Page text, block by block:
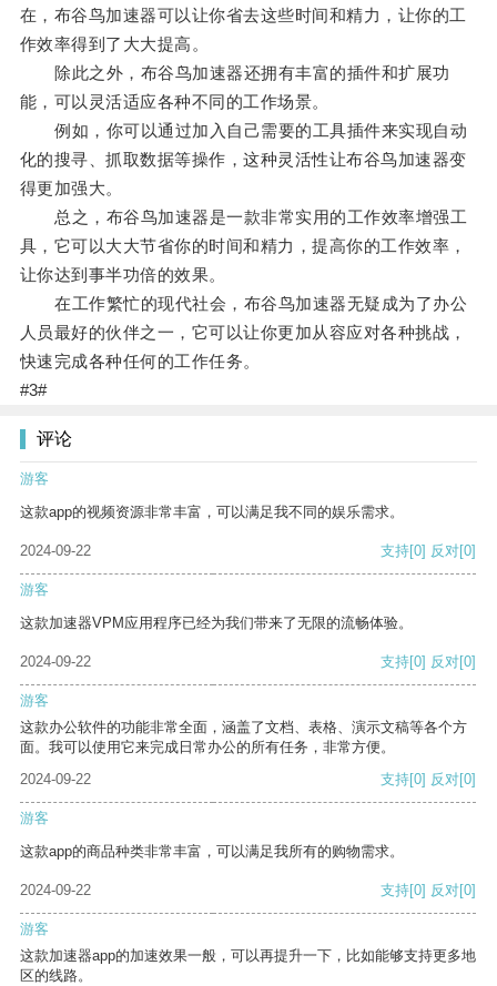
在，布谷鸟加速器可以让你省去这些时间和精力，让你的工
作效率得到了大大提高。
除此之外，布谷鸟加速器还拥有丰富的插件和扩展功
能，可以灵活适应各种不同的工作场景。
例如，你可以通过加入自己需要的工具插件来实现自动
化的搜寻、抓取数据等操作，这种灵活性让布谷鸟加速器变
得更加强大。
总之，布谷鸟加速器是一款非常实用的工作效率增强工
具，它可以大大节省你的时间和精力，提高你的工作效率，
让你达到事半功倍的效果。
在工作繁忙的现代社会，布谷鸟加速器无疑成为了办公
人员最好的伙伴之一，它可以让你更加从容应对各种挑战，
快速完成各种任何的工作任务。
#3#
评论
游客
这款app的视频资源非常丰富，可以满足我不同的娱乐需求。
2024-09-22 支持[0] 反对[0]
游客
这款加速器VPM应用程序已经为我们带来了无限的流畅体验。
2024-09-22 支持[0] 反对[0]
游客
这款办公软件的功能非常全面，涵盖了文档、表格、演示文稿等各个方
面。我可以使用它来完成日常办公的所有任务，非常方便。
2024-09-22
支持[0] 反对[0]
游客
这款app的商品种类非常丰富，可以满足我所有的购物需求。
2024-09-22 支持[0] 反对[0]
游客
这款加速器app的加速效果一般，可以再提升一下，比如能够支持更多地
区的线路。